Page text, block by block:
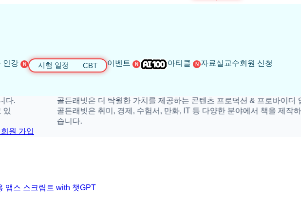
인강 N 시험 일정 CBT 이벤트 N 아티클 N 자료실 교수회원 신청
골든래빗은 더 탁월한 가치를 제공하는 콘텐츠 프로덕션 & 프로바이더 입니다
골든래빗은 취미, 경제, 수험서, 만화, IT 등 다양한 분야에서 책을 제작하고 있
습니다.
원 가입
앱스 스크립트 with 챗GPT